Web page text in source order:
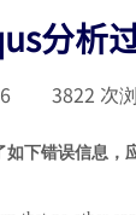
分析
3822 次
下错误信息，